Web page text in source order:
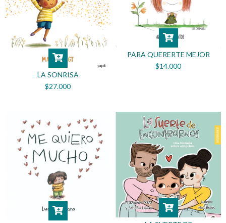
LA SONRISA
$27.000
PARA QUERERTE MEJOR
$14.000